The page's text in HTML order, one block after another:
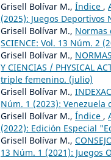
Grisell Bolívar M., Índice ,
(2025): Juegos
Grisell Bolívar M., Normas
SCIENCE: Vol. 13 Núm. 2
Grisell Bolívar M.,
Y CIENCIAS / PHYSICAL
triple femenino. (julio)
Grisell Bolívar M.,
Núm. 1 (2023): Venezuela
Grisell Bolívar M., Índice ,
(2022): Edición Especial
Grisell Bolívar M.,
13 Núm. 1 (2021): Juegos